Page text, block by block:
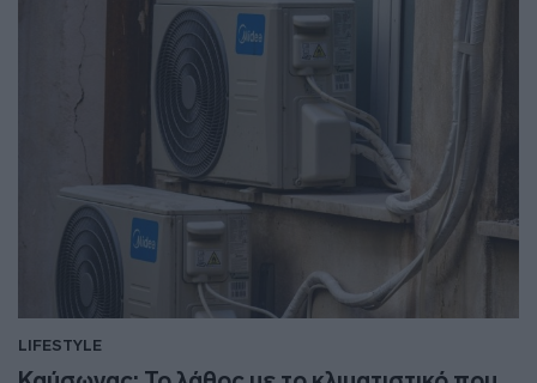
LIFESTYLE